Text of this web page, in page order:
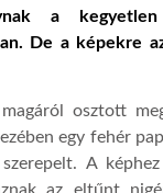
a
De a képekre
osztott
egy fehér
A